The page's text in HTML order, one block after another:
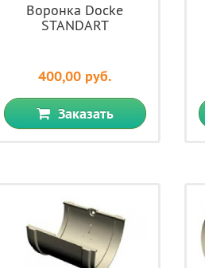
Воронка Docke
STANDART
400,00 руб.
Заказать